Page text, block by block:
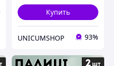
Купить
UNICUMSHOP 93%